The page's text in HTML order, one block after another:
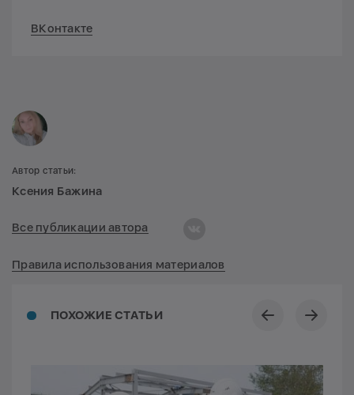
ВКонтакте
ПОХОЖИЕ СТАТЬИ
Автор статьи:
Ксения Бажина
Все публикации автора
Правила использования материалов